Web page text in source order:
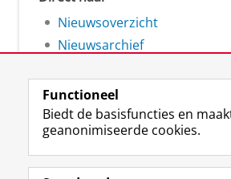
Nieuwsoverzicht
Nieuwsarchief
Volg de RUG
F
a
L
i
Functioneel
Biedt de basisfuncties en
geanonimiseerde cookies.